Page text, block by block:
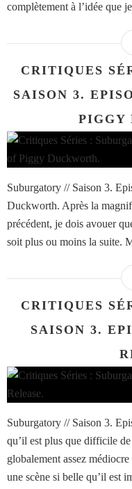
complètement à l’idée que
CRITIQUES
SAISON 3.
PIGGY
Suburgatory // Saison 3.
Duckworth. Après la
précédent, je dois avouer
soit plus ou moins la suite.
CRITIQUES
SAISON 3.
Suburgatory // Saison 3.
qu’il est plus que difficile
globalement assez
une scène si belle qu’il est